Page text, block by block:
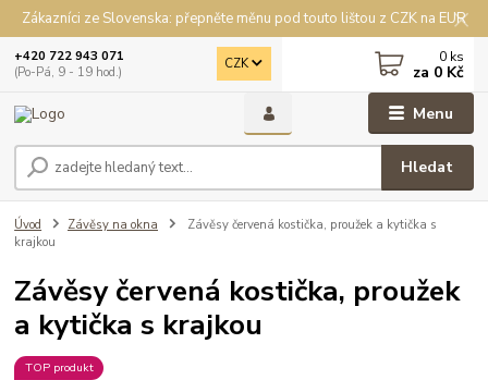
Zákazníci ze Slovenska: přepněte měnu pod touto lištou z CZK na EUR
Menu
CZK
Hledat
+420 722 943 071
(Po-Pá, 9 - 19 hod.)
0 ks
za 0 Kč
Úvod Závěsy na okna
Závěsy červená kostička, proužek a kytička s
krajkou
Závěsy červená kostička, proužek
a kytička s krajkou
TOP produkt